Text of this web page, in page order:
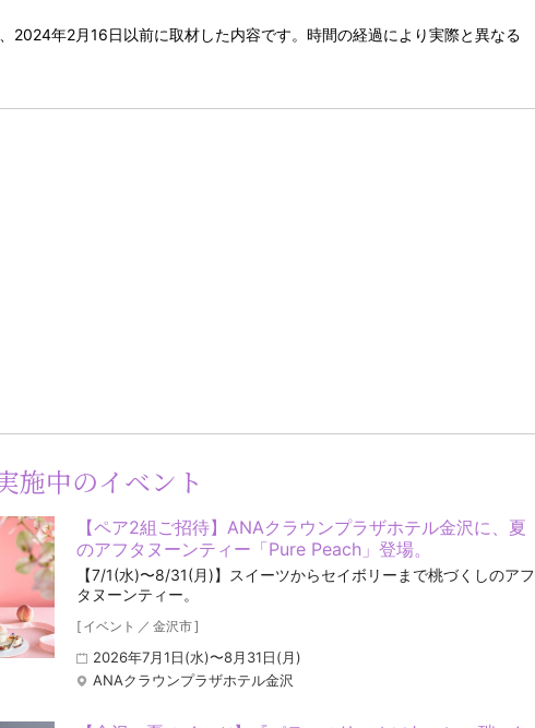
2024年2月16日以前に取材した内容です。時間の経過により実際と異なる
施中のイベント
【ペア2組ご招待】ANAクラウンプラザホテル金沢に、夏
のアフタヌーンティー「Pure Peach」登場。
【7/1(水)〜8/31(月)】スイーツからセイボリーまで桃づくしのアフ
タヌーンティー。
[ イベント ／ 金沢市]
2026年7月1日(水)〜8月31日(月)
ANAクラウンプラザホテル金沢